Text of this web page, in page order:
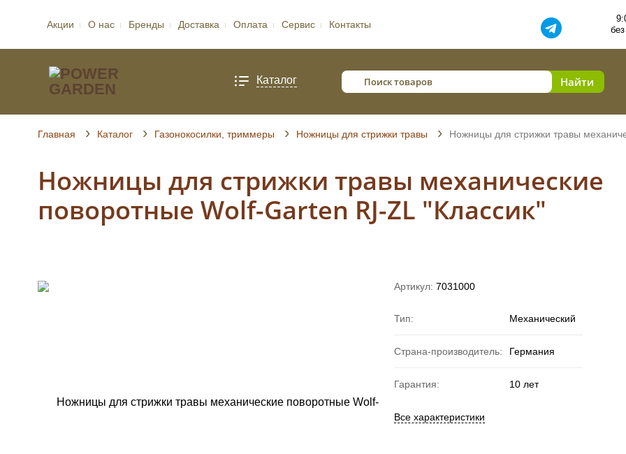
Акции О нас Бренды Доставка Оплата Сервис Контакты
Каталог
Главная Каталог Газонокосилки, триммеры Ножницы для стрижки травы Ножницы для стрижки травы
Ножницы для стрижки травы механические
поворотные Wolf-Garten RJ-ZL "Классик"
Артикул: 7031000
Тип: Механический
Страна-производитель: Германия
Гарантия: 10 лет
Все характеристики